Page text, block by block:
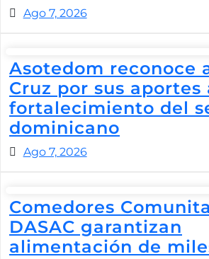
Ago 7, 2026
Asotedom reconoce
Cruz por sus aportes
fortalecimiento del
dominicano
Ago 7, 2026
Comedores
DASAC garantizan
alimentación de